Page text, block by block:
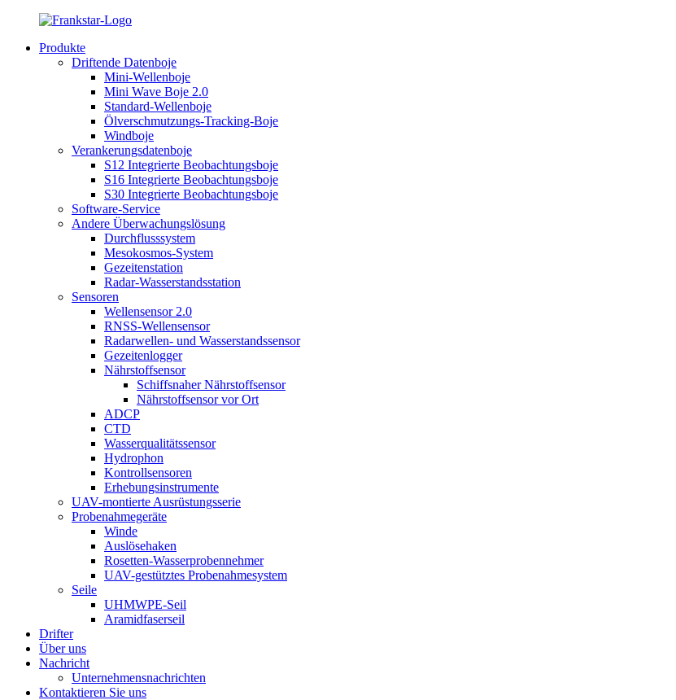
Produkte
Driftende Datenboje
Mini-Wellenboje
Mini Wave Boje 2.0
Standard-Wellenboje
Ölverschmutzungs-Tracking-Boje
Windboje
Verankerungsdatenboje
S12 Integrierte Beobachtungsboje
S16 Integrierte Beobachtungsboje
S30 Integrierte Beobachtungsboje
Software-Service
Andere Überwachungslösung
Durchflusssystem
Mesokosmos-System
Gezeitenstation
Radar-Wasserstandsstation
Sensoren
Wellensensor 2.0
RNSS-Wellensensor
Radarwellen- und Wasserstandssensor
Gezeitenlogger
Nährstoffsensor
Schiffsnaher Nährstoffsensor
Nährstoffsensor vor Ort
ADCP
CTD
Wasserqualitätssensor
Hydrophon
Kontrollsensoren
Erhebungsinstrumente
UAV-montierte Ausrüstungsserie
Probenahmegeräte
Winde
Auslösehaken
Rosetten-Wasserprobennehmer
UAV-gestütztes Probenahmesystem
Seile
UHMWPE-Seil
Aramidfaserseil
Drifter
Über uns
Nachricht
Unternehmensnachrichten
Kontaktieren Sie uns